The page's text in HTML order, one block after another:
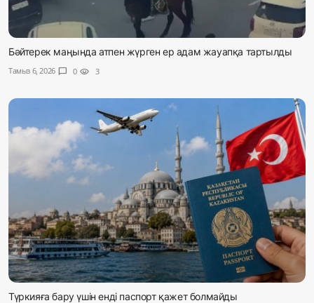
Бәйтерек маңында атпен жүрген ер адам жауапқа тартылды
Тамыз 6, 2026 chat_bubble 0 visibility 3
Түркияға бару үшін енді паспорт қажет болмайды